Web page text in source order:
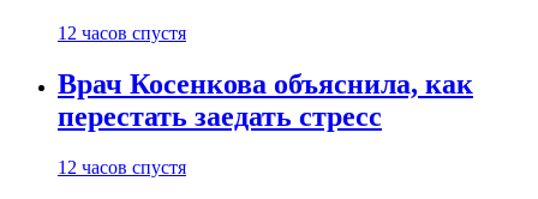
12 часов спустя
Врач Косенкова объяснила, как
перестать заедать стресс
12 часов спустя